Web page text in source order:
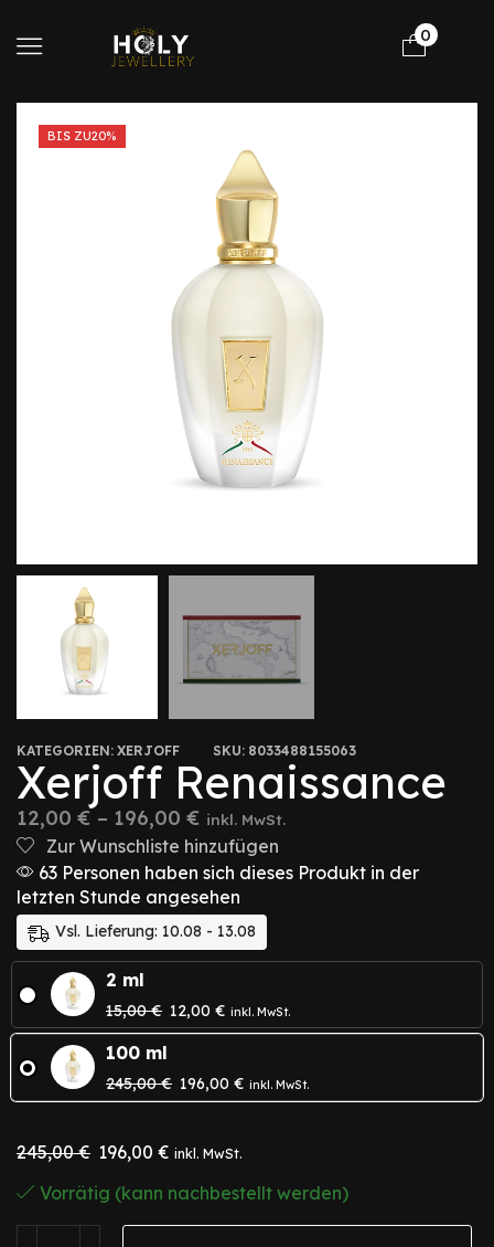
0
BIS ZU20%
KATEGORIEN: XERJOFF SKU: 8033488155063
Xerjoff Renaissance
12,00 € – 196,00 € inkl. MwSt.
Zur Wunschliste hinzufügen
63 Personen haben sich dieses Produkt in der
letzten Stunde angesehen
Vsl. Lieferung: 10.08 - 13.08
2 ml
15,00€ 12,00 € inkl. MwSt.
100 ml
245,00€ 196,00 € inkl. MwSt.
245,00€ 196,00 € inkl. MwSt.
Vorrätig (kann nachbestellt werden)